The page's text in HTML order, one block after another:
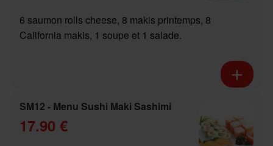
6 saumon rolls cheese, 8 makis printemps, 8
California makis, 1 soupe et 1 salade.
SM12 - Menu Sushi Maki Sashimi
17.90 €